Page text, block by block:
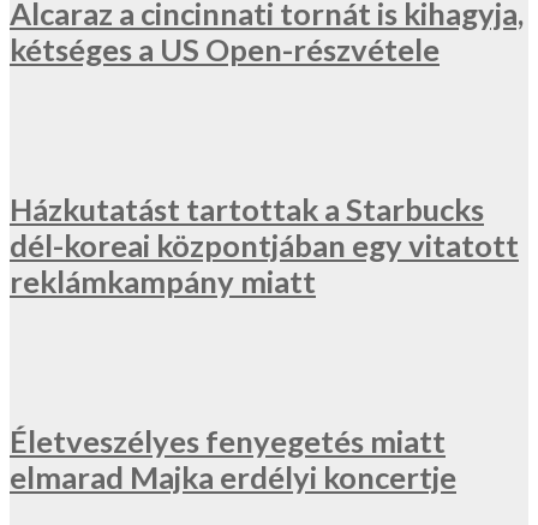
Alcaraz a cincinnati tornát is kihagyja,
kétséges a US Open-részvétele
Házkutatást tartottak a Starbucks
dél-koreai központjában egy vitatott
reklámkampány miatt
Életveszélyes fenyegetés miatt
elmarad Majka erdélyi koncertje